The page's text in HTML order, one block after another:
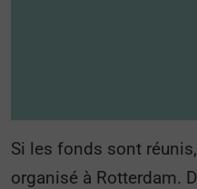
Si les fonds sont
organisé à Rotterdam.